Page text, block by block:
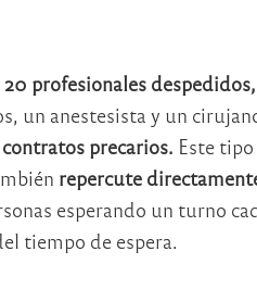
profesionales despedidos,
un anestesista y un
precarios. Este
repercute
esperando un turno
tiempo de espera.